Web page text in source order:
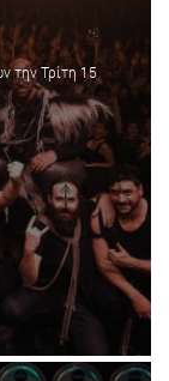
την Τρίτη 15